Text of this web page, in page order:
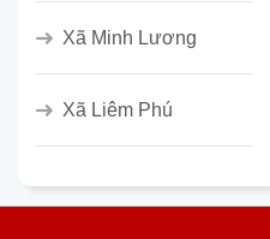
Xã Minh Lương
Xã Liêm Phú